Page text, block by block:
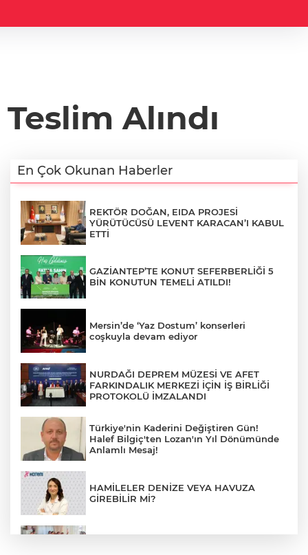
Alındı
En Çok Okunan Haberler
REKTÖR DOĞAN, EIDA PROJESİ
YÜRÜTÜCÜSÜ LEVENT KARACAN’I KABUL
ETTİ
GAZİANTEP’TE KONUT SEFERBERLİĞİ 5
BİN KONUTUN TEMELİ ATILDI!
Mersin’de ‘Yaz Dostum’ konserleri
coşkuyla devam ediyor
NURDAĞI DEPREM MÜZESİ VE AFET
FARKINDALIK MERKEZİ İÇİN İŞ BİRLİĞİ
PROTOKOLÜ İMZALANDI
Türkiye'nin Kaderini Değiştiren Gün!
Halef Bilgiç'ten Lozan'ın Yıl Dönümünde
Anlamlı Mesaj!
HAMİLELER DENİZE VEYA HAVUZA
GİREBİLİR Mİ?